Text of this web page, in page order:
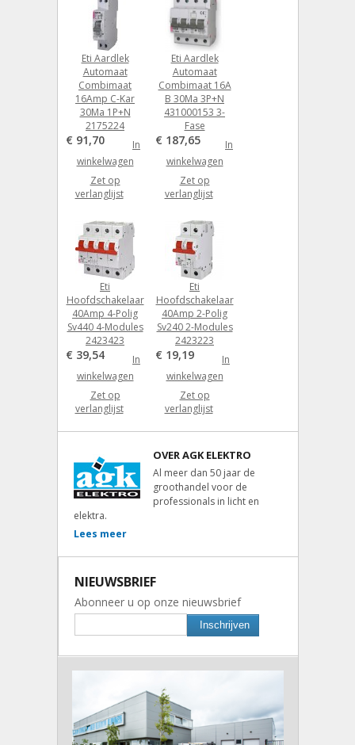
Eti Aardlek
Automaat
Combimaat
16Amp C-Kar
30Ma 1P+N
2175224
€ 91,70
In
winkelwagen
Zet op
verlanglijst
Eti Aardlek
Automaat
Combimaat 16A
B 30Ma 3P+N
431000153 3-
Fase
€ 187,65
In
winkelwagen
Zet op
verlanglijst
Eti
Hoofdschakelaar
40Amp 4-Polig
Sv440 4-Modules
2423423
€ 39,54
In
winkelwagen
Zet op
verlanglijst
Eti
Hoofdschakelaar
40Amp 2-Polig
Sv240 2-Modules
2423223
€ 19,19
In
winkelwagen
Zet op
verlanglijst
OVER AGK ELEKTRO
Al meer dan 50 jaar de
groothandel voor de
professionals in licht en
elektra.
Lees meer
NIEUWSBRIEF
Abonneer u op onze nieuwsbrief
Inschrijven